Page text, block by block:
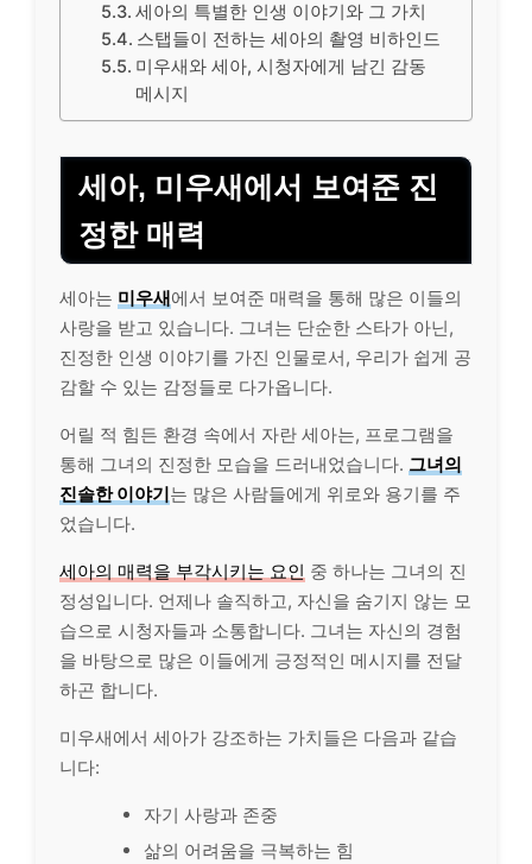
세아의 특별한 인생 이야기와 그 가치
스탭들이 전하는 세아의 촬영 비하인드
미우새와 세아, 시청자에게 남긴 감동
메시지
세아, 미우새에서 보여준 진
정한 매력
세아는 미우새에서 보여준 매력을 통해 많은 이들의
사랑을 받고 있습니다. 그녀는 단순한 스타가 아닌,
진정한 인생 이야기를 가진 인물로서, 우리가 쉽게 공
감할 수 있는 감정들로 다가옵니다.
어릴 적 힘든 환경 속에서 자란 세아는, 프로그램을
통해 그녀의 진정한 모습을 드러내었습니다. 그녀의
진솔한 이야기는 많은 사람들에게 위로와 용기를 주
었습니다.
세아의 매력을 부각시키는 요인 중 하나는 그녀의 진
정성입니다. 언제나 솔직하고, 자신을 숨기지 않는 모
습으로 시청자들과 소통합니다. 그녀는 자신의 경험
을 바탕으로 많은 이들에게 긍정적인 메시지를 전달
하곤 합니다.
미우새에서 세아가 강조하는 가치들은 다음과 같습
니다:
자기 사랑과 존중
삶의 어려움을 극복하는 힘